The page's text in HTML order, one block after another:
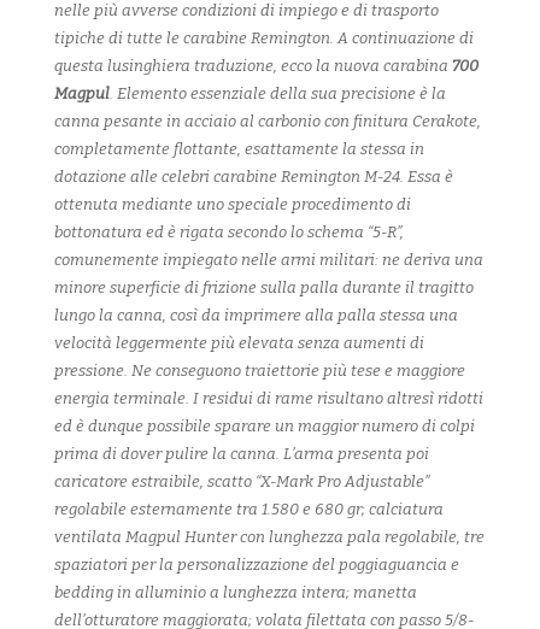
nelle più avverse condizioni di impiego e di trasporto
tipiche di tutte le carabine Remington. A continuazione di
questa lusinghiera traduzione, ecco la nuova carabina 700
Magpul. Elemento essenziale della sua precisione è la
canna pesante in acciaio al carbonio con finitura Cerakote,
completamente flottante, esattamente la stessa in
dotazione alle celebri carabine Remington M-24. Essa è
ottenuta mediante uno speciale procedimento di
bottonatura ed è rigata secondo lo schema “5-R”,
comunemente impiegato nelle armi militari: ne deriva una
minore superficie di frizione sulla palla durante il tragitto
lungo la canna, così da imprimere alla palla stessa una
velocità leggermente più elevata senza aumenti di
pressione. Ne conseguono traiettorie più tese e maggiore
energia terminale. I residui di rame risultano altresì ridotti
ed è dunque possibile sparare un maggior numero di colpi
prima di dover pulire la canna. L’arma presenta poi
caricatore estraibile, scatto “X-Mark Pro Adjustable”
regolabile esternamente tra 1.580 e 680 gr; calciatura
ventilata Magpul Hunter con lunghezza pala regolabile, tre
spaziatori per la personalizzazione del poggiaguancia e
bedding in alluminio a lunghezza intera; manetta
dell’otturatore maggiorata; volata filettata con passo 5/8-